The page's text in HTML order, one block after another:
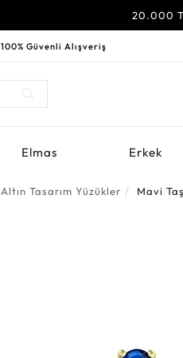
20.000
100% Güvenli Alışveriş
Elmas Erkek
Altın Tasarım Yüzükler Mavi